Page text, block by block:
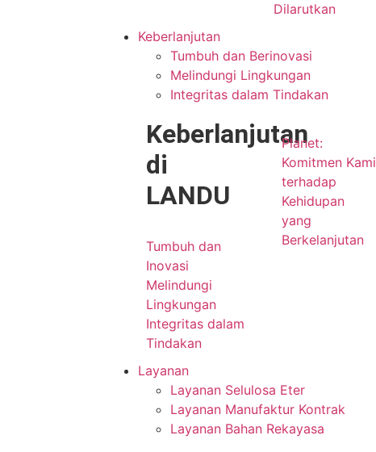
Dilarutkan
Keberlanjutan
Tumbuh dan Berinovasi
Melindungi Lingkungan
Integritas dalam Tindakan
Keberlanjutan
di
LANDU
Tumbuh dan
Inovasi
Melindungi
Lingkungan
Integritas dalam
Tindakan
Planet:
Komitmen Kami
terhadap
Kehidupan
yang
Berkelanjutan
Layanan
Layanan Selulosa Eter
Layanan Manufaktur Kontrak
Layanan Bahan Rekayasa